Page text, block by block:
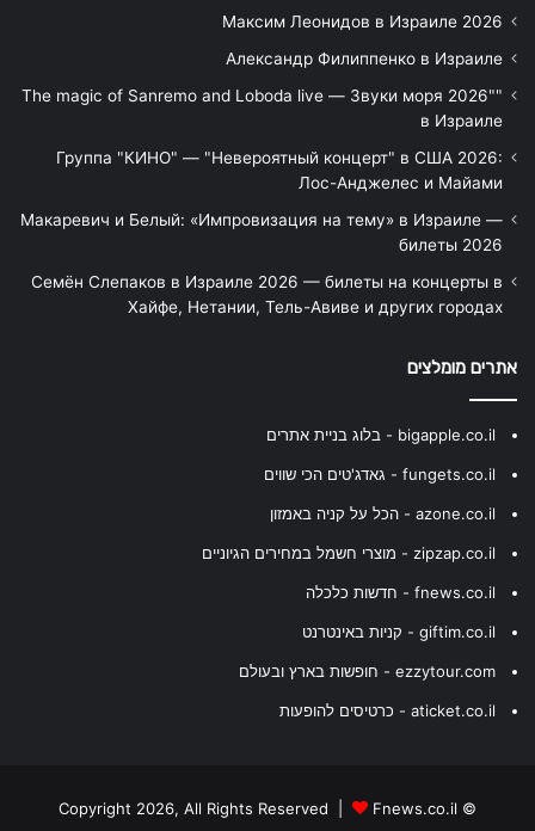
Максим Леонидов в Израиле 2026
Александр Филиппенко в Израиле
"The magic of Sanremo and Loboda live — Звуки моря 2026"
в Израиле
Группа "КИНО" — "Невероятный концерт" в США 2026:
Лос-Анджелес и Майами
Макаревич и Белый: «Импровизация на тему» в Израиле —
билеты 2026
Семён Слепаков в Израиле 2026 — билеты на концерты в
Хайфе, Нетании, Тель-Авиве и других городах
אתרים מומלצים
bigapple.co.il - בלוג בניית אתרים
fungets.co.il - גאדג'טים הכי שווים
azone.co.il - הכל על קניה באמזון
zipzap.co.il - מוצרי חשמל במחירים הגיוניים
fnews.co.il - חדשות כלכלה
giftim.co.il - קניות באינטרנט
ezzytour.com - חופשות בארץ ובעולם
aticket.co.il - כרטיסים להופעות
© Copyright 2026, All Rights Reserved |
Fnews.co.il